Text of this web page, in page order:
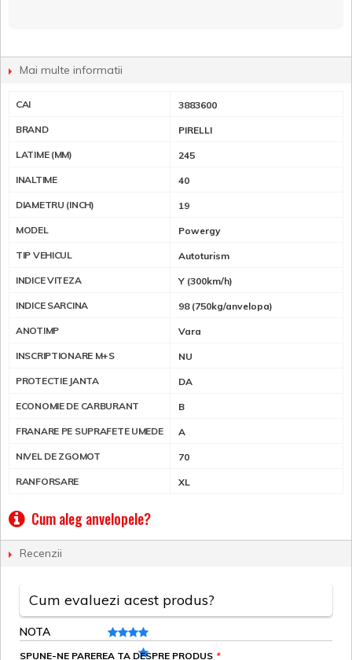
Mai multe informatii
CAI 3883600
BRAND PIRELLI
LATIME (MM) 245
INALTIME 40
DIAMETRU (INCH) 19
MODEL Powergy
TIP VEHICUL Autoturism
INDICE VITEZA Y (300km/h)
INDICE SARCINA 98 (750kg/anvelopa)
ANOTIMP Vara
INSCRIPTIONARE M+S NU
PROTECTIE JANTA DA
ECONOMIE DE CARBURANT B
FRANARE PE SUPRAFETE UMEDE A
NIVEL DE ZGOMOT 70
RANFORSARE XL
Cum aleg anvelopele?
Recenzii
Cum evaluezi acest produs?
NOTA
*
SPUNE-NE PAREREA TA DESPRE PRODUS